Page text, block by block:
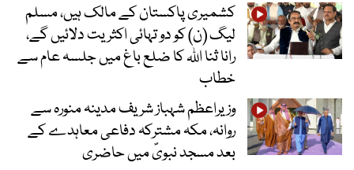
کشمیری پاکستان کے مالک ہیں، مسلم
لیگ (ن) کو دو تہائی اکثریت دلائیں گے،
رانا ثنا اللہ کا ضلع باغ میں جلسہ عام سے
خطاب
وزیراعظم شہباز شریف مدینہ منورہ سے
روانہ، مکہ مشترکہ دفاعی معاہدے کے
بعد مسجد نبویؐ میں حاضری